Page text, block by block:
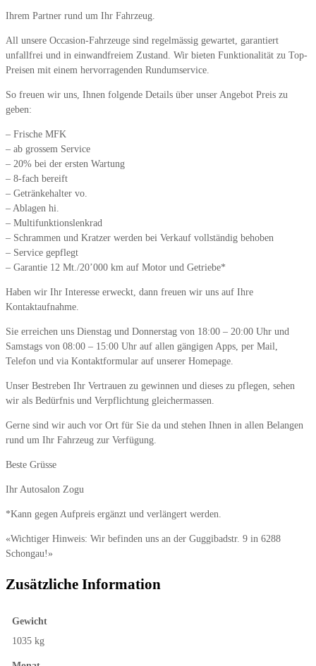
Ihrem Partner rund um Ihr Fahrzeug.
All unsere Occasion-Fahrzeuge sind regelmässig gewartet, garantiert
unfallfrei und in einwandfreiem Zustand. Wir bieten Funktionalität zu Top-
Preisen mit einem hervorragenden Rundumservice.
So freuen wir uns, Ihnen folgende Details über unser Angebot Preis zu
geben:
– Frische MFK
– ab grossem Service
– 20% bei der ersten Wartung
– 8-fach bereift
– Getränkehalter vo.
– Ablagen hi.
– Multifunktionslenkrad
– Schrammen und Kratzer werden bei Verkauf vollständig behoben
– Service gepflegt
– Garantie 12 Mt./20’000 km auf Motor und Getriebe*
Haben wir Ihr Interesse erweckt, dann freuen wir uns auf Ihre
Kontaktaufnahme.
Sie erreichen uns Dienstag und Donnerstag von 18:00 – 20:00 Uhr und
Samstags von 08:00 – 15:00 Uhr auf allen gängigen Apps, per Mail,
Telefon und via Kontaktformular auf unserer Homepage.
Unser Bestreben Ihr Vertrauen zu gewinnen und dieses zu pflegen, sehen
wir als Bedürfnis und Verpflichtung gleichermassen.
Gerne sind wir auch vor Ort für Sie da und stehen Ihnen in allen Belangen
rund um Ihr Fahrzeug zur Verfügung.
Beste Grüsse
Ihr Autosalon Zogu
*Kann gegen Aufpreis ergänzt und verlängert werden.
«Wichtiger Hinweis: Wir befinden uns an der Guggibadstr. 9 in 6288
Schongau!»
Zusätzliche Information
Gewicht
1035 kg